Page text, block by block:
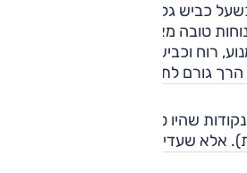
כביש גלי נרשמות לעיתים תנודות
טובה מאוד והמכונית גם שקטה
רוח וכביש. בפיתולים ההתנהלות
גורם לתזוזות יותר וההגה קל מידי.
שהיו טעונות שיפור (תוספת
אלא שעדיין המתחרות מציעות יותר.